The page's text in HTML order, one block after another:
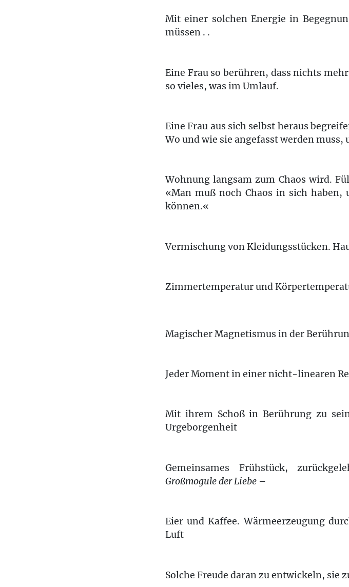
Mit einer solchen Energie in
müssen . .
Eine Frau so berühren, dass nichts
so vieles, was im Umlauf.
Eine Frau aus sich selbst heraus
Wo und wie sie angefasst werden
Wohnung langsam zum Chaos wird.
«Man muß noch Chaos in sich haben,
können.«
Vermischung von Kleidungsstücken.
Zimmertemperatur und
Magischer Magnetismus in der
Jeder Moment in einer nicht-linearen
Mit ihrem Schoß in Berührung zu
Urgeborgenheit
Gemeinsames Frühstück,
Großmogule der Liebe –
Eier und Kaffee. Wärmeerzeugung
Luft
Solche Freude daran zu entwickeln, sie